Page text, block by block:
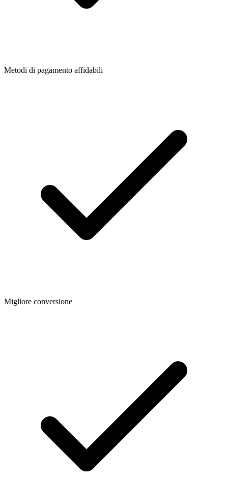
Metodi di pagamento affidabili
Migliore conversione